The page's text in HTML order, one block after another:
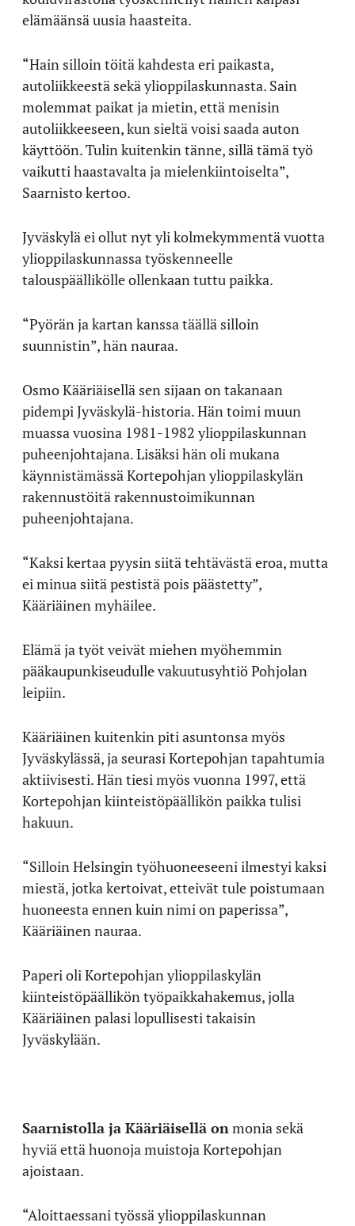
elämäänsä uusia haasteita.
“Hain silloin töitä kahdesta eri paikasta,
autoliikkeestä sekä ylioppilaskunnasta. Sain
molemmat paikat ja mietin, että menisin
autoliikkeeseen, kun sieltä voisi saada auton
käyttöön. Tulin kuitenkin tänne, sillä tämä työ
vaikutti haastavalta ja mielenkiintoiselta”,
Saarnisto kertoo.
Jyväskylä ei ollut nyt yli kolmekymmentä vuotta
ylioppilaskunnassa työskenneelle
talouspäällikölle ollenkaan tuttu paikka.
“Pyörän ja kartan kanssa täällä silloin
suunnistin”, hän nauraa.
Osmo Kääriäisellä sen sijaan on takanaan
pidempi Jyväskylä-historia. Hän toimi muun
muassa vuosina 1981-1982 ylioppilaskunnan
puheenjohtajana. Lisäksi hän oli mukana
käynnistämässä Kortepohjan ylioppilaskylän
rakennustöitä rakennustoimikunnan
puheenjohtajana.
“Kaksi kertaa pyysin siitä tehtävästä eroa, mutta
ei minua siitä pestistä pois päästetty”,
Kääriäinen myhäilee.
Elämä ja työt veivät miehen myöhemmin
pääkaupunkiseudulle vakuutusyhtiö Pohjolan
leipiin.
Kääriäinen kuitenkin piti asuntonsa myös
Jyväskylässä, ja seurasi Kortepohjan tapahtumia
aktiivisesti. Hän tiesi myös vuonna 1997, että
Kortepohjan kiinteistöpäällikön paikka tulisi
hakuun.
“Silloin Helsingin työhuoneeseeni ilmestyi kaksi
miestä, jotka kertoivat, etteivät tule poistumaan
huoneesta ennen kuin nimi on paperissa”,
Kääriäinen nauraa.
Paperi oli Kortepohjan ylioppilaskylän
kiinteistöpäällikön työpaikkahakemus, jolla
Kääriäinen palasi lopullisesti takaisin
Jyväskylään.
Saarnistolla ja Kääriäisellä on monia sekä
hyviä että huonoja muistoja Kortepohjan
ajoistaan.
“Aloittaessani työssä ylioppilaskunnan